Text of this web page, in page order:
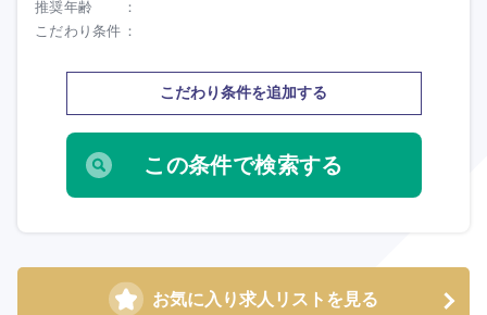
推奨年齢
こだわり条件
こだわり条件を追加する
お気に入り求人リストを見る
九州・沖縄
福岡県 佐賀県
大分県 宮崎県